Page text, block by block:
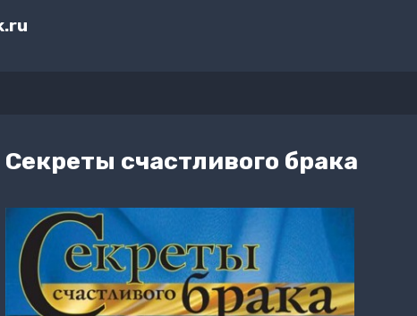
Секреты счастливого брака